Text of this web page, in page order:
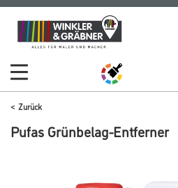
Zum
Inhalt
Zum
Navigationsmenü
Zurück
Pufas Grünbelag-Entferner